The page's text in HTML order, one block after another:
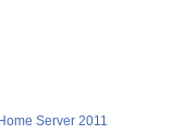
Server 2011